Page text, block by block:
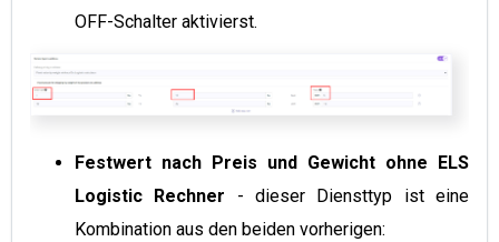
OFF-Schalter aktivierst.
Festwert nach Preis und Gewicht ohne ELS
Logistic Rechner - dieser Diensttyp ist eine
Kombination aus den beiden vorherigen: